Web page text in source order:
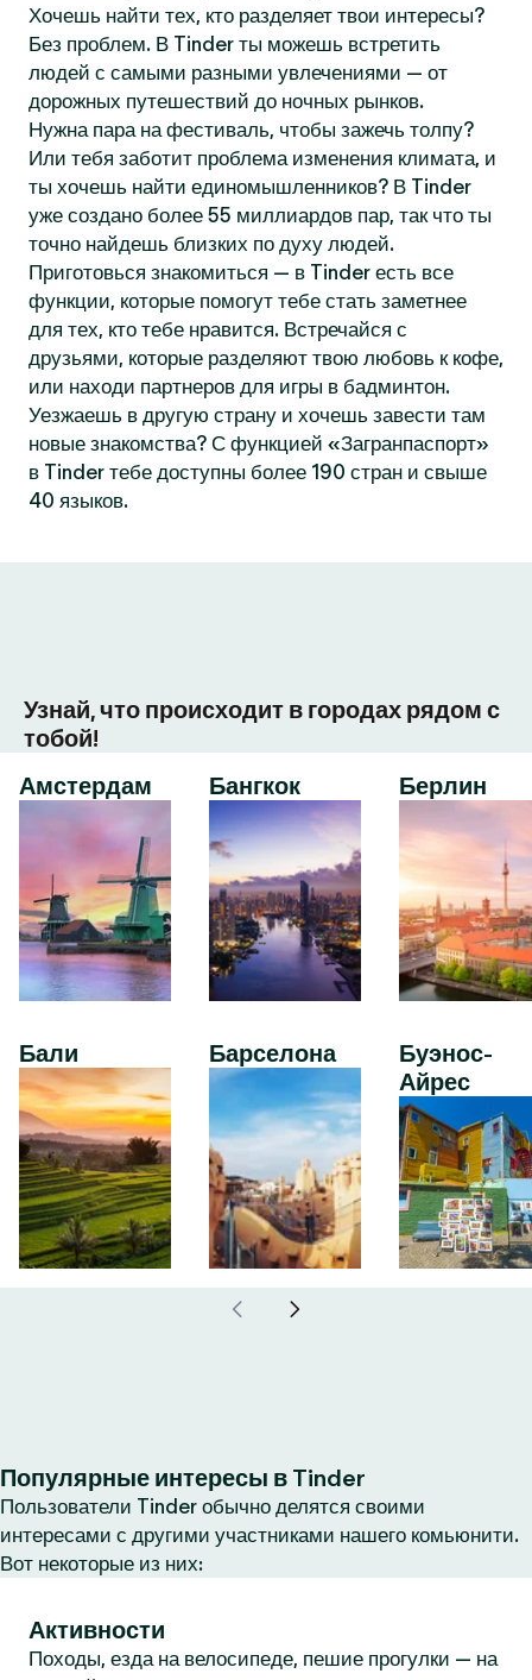
Хочешь найти тех, кто разделяет твои интересы?
Без проблем. В Tinder ты можешь встретить
людей с самыми разными увлечениями — от
дорожных путешествий до ночных рынков.
Нужна пара на фестиваль, чтобы зажечь толпу?
Или тебя заботит проблема изменения климата, и
ты хочешь найти единомышленников? В Tinder
уже создано более 55 миллиардов пар, так что ты
точно найдешь близких по духу людей.
Приготовься знакомиться — в Tinder есть все
функции, которые помогут тебе стать заметнее
для тех, кто тебе нравится. Встречайся с
друзьями, которые разделяют твою любовь к кофе,
или находи партнеров для игры в бадминтон.
Уезжаешь в другую страну и хочешь завести там
новые знакомства? С функцией «Загранпаспорт»
в Tinder тебе доступны более 190 стран и свыше
40 языков.
Узнай, что происходит в городах рядом с
тобой!
Амстердам
Бали
Бангкок
Барселона
Берлин
Буэнос-
Айрес
Популярные интересы в Tinder
Пользователи Tinder обычно делятся своими
интересами с другими участниками нашего комьюнити.
Вот некоторые из них:
Активности
Походы, езда на велосипеде, пешие прогулки — на